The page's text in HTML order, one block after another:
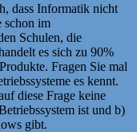
dass Informatik nicht
schon im
Schulen, die
es sich zu 90%
Fragen Sie mal
es kennt.
diese Frage keine
ist und b)
gibt.